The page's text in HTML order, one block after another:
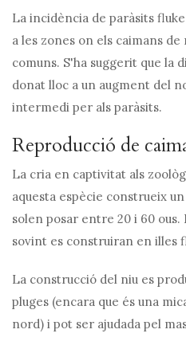
La incidència de paràsits
a les zones on els caimans
comuns. S'ha suggerit que la
donat lloc a un augment del
intermedi per als paràsits.
Reproducció de
La cria en captivitat als
aquesta espècie construeix
solen posar entre 20 i 60 ous.
sovint es construiran en illes
La construcció del niu es
pluges (encara que és una
nord) i pot ser ajudada pel